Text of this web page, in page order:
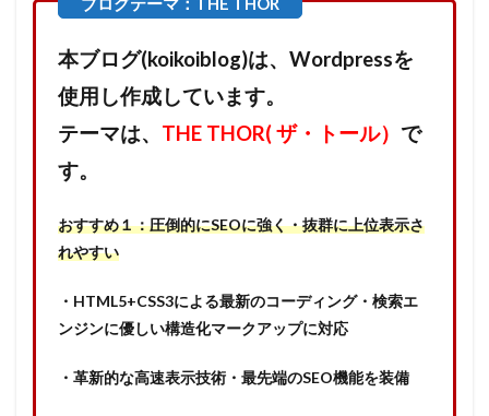
本ブログ(koikoiblog)は、Wordpressを
使用し作成しています。
テーマは、 THE THOR( ザ・トール） で
す。
おすすめ１：圧倒的にSEOに強く・抜群に上位表示さ
れやすい
・HTML5+CSS3による最新のコーディング・検索エ
ンジンに優しい構造化マークアップに対応
・革新的な高速表示技術・最先端のSEO機能を装備